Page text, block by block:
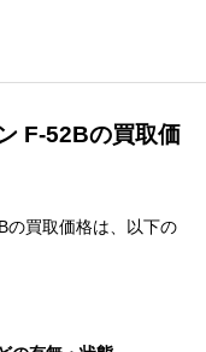
F-52Bの買取価
の買取価格は、以下の